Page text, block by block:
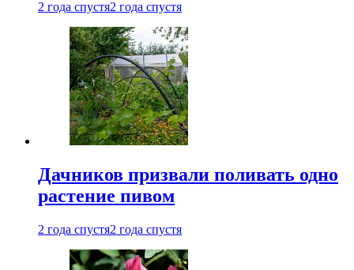
2 года спустя2 года спустя
Дачников призвали поливать одно
растение пивом
2 года спустя2 года спустя